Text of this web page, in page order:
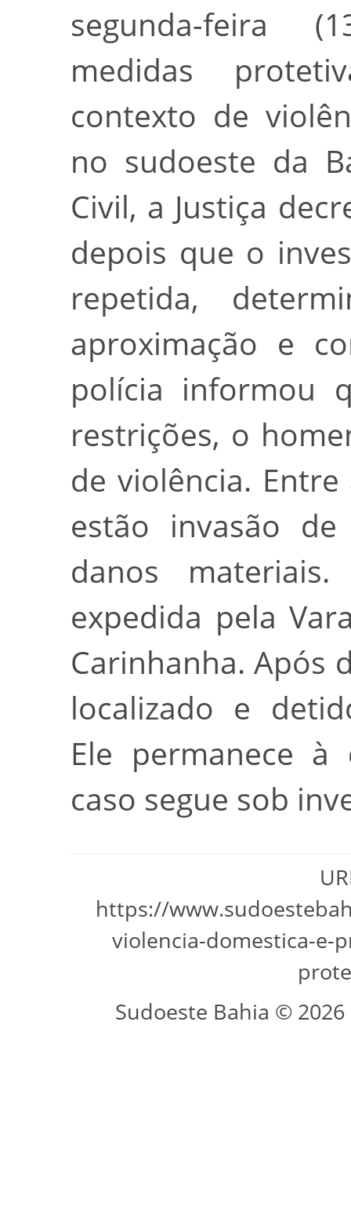
segunda-feira
medidas
contexto de
no sudoeste da
Civil, a Justiça
depois que o
repetida,
aproximação e
polícia informou
restrições, o
de violência.
estão invasão
danos
expedida pela
Carinhanha. Após
localizado e
Ele permanece à
caso segue sob
https://
violencia-domestica-e-
Sudoeste Bahia ©